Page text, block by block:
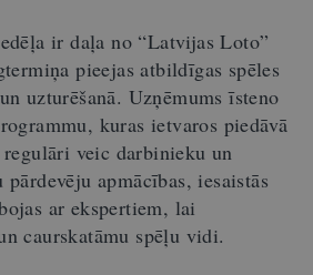
ir daļa no “Latvijas Loto”
pieejas atbildīgas spēles
uzturēšanā. Uzņēmums īsteno
kuras ietvaros piedāvā
veic darbinieku un
pārdevēju apmācības, iesaistās
ar ekspertiem, lai
caurskatāmu spēļu vidi.